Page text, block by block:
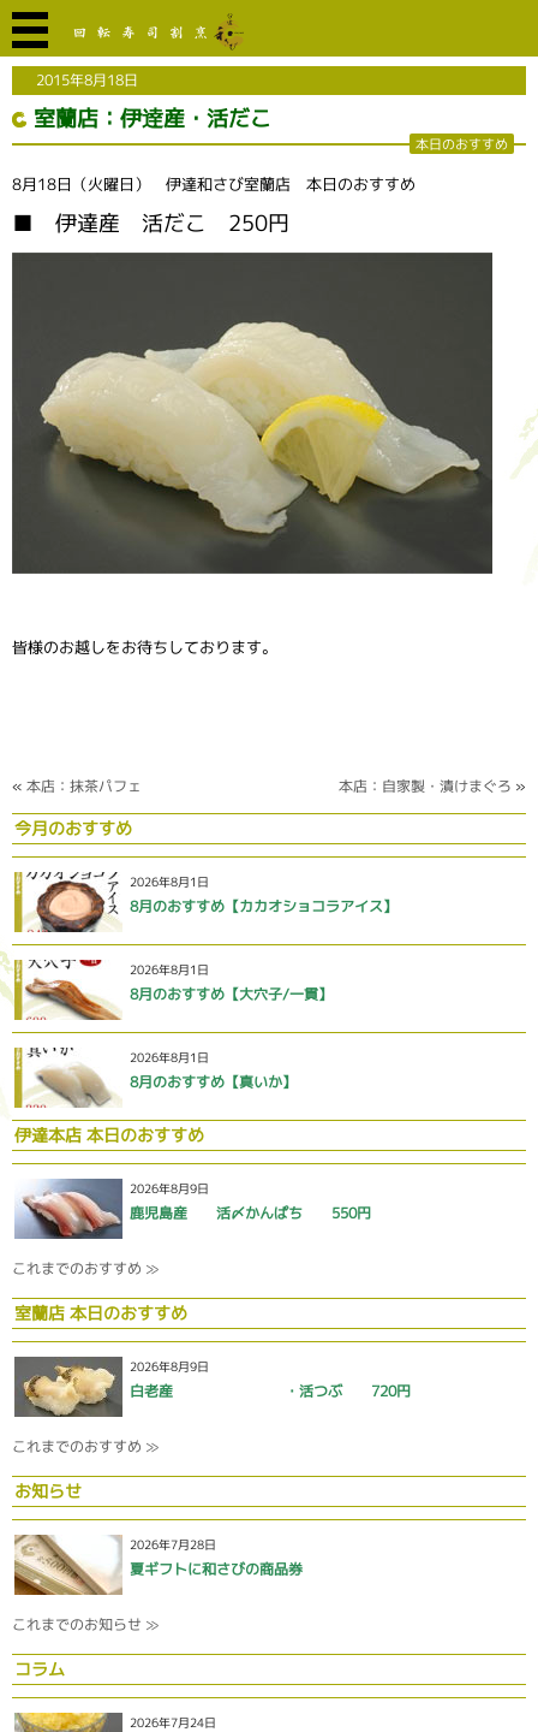
2015年8月18日
室蘭店：伊逹産・活だこ
本日のおすすめ
8月18日（火曜日） 伊達和さび室蘭店 本日のおすすめ
■ 伊達産 活だこ 250円
皆様のお越しをお待ちしております。
« 本店：抹茶パフェ 本店：自家製・漬けまぐろ »
今月のおすすめ
2026年8月1日
8月のおすすめ【カカオショコラアイス】
2026年8月1日
8月のおすすめ【大穴子/一貫】
2026年8月1日
8月のおすすめ【真いか】
伊達本店 本日のおすすめ
2026年8月9日
鹿児島産 活〆かんぱち 550円
これまでのおすすめ ≫
室蘭店 本日のおすすめ
2026年8月9日
白老産 ・活つぶ 720円
これまでのおすすめ ≫
お知らせ
2026年7月28日
夏ギフトに和さびの商品券
これまでのお知らせ ≫
コラム
2026年7月24日